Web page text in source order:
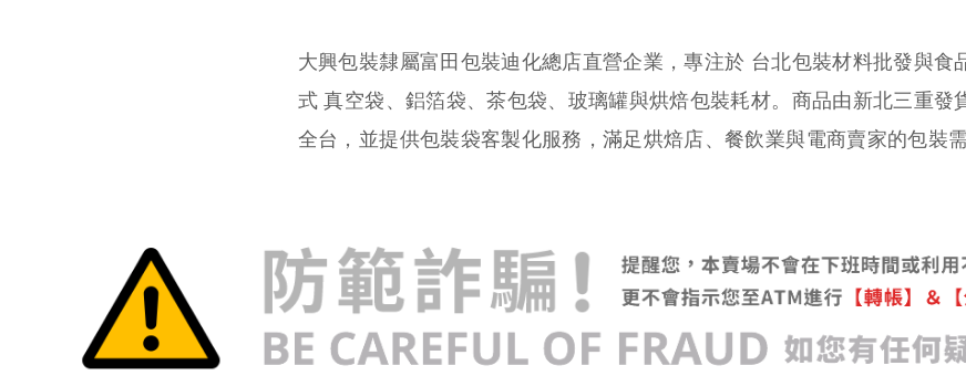
大興包裝隸屬富田包裝迪化總店直營企業，專注於 台北包裝材料批發與食
式 真空袋、鋁箔袋、茶包袋、玻璃罐與烘焙包裝耗材。商品由新北三重發
全台，並提供包裝袋客製化服務，滿足烘焙店、餐飲業與電商賣家的包裝需